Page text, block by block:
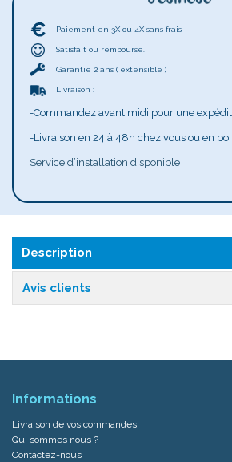
Paiement en 3X ou 4X sans frais
Satisfait ou remboursé.
Garantie 2 ans ( extensible )
Livraison :
-Commandez avant midi pour une
-Livraison en 24 à 48h chez vous ou en
Service d’installation disponible
Description
Avis clients
Informations
Livraison de vos commandes
Qui sommes nous ?
Contactez-nous